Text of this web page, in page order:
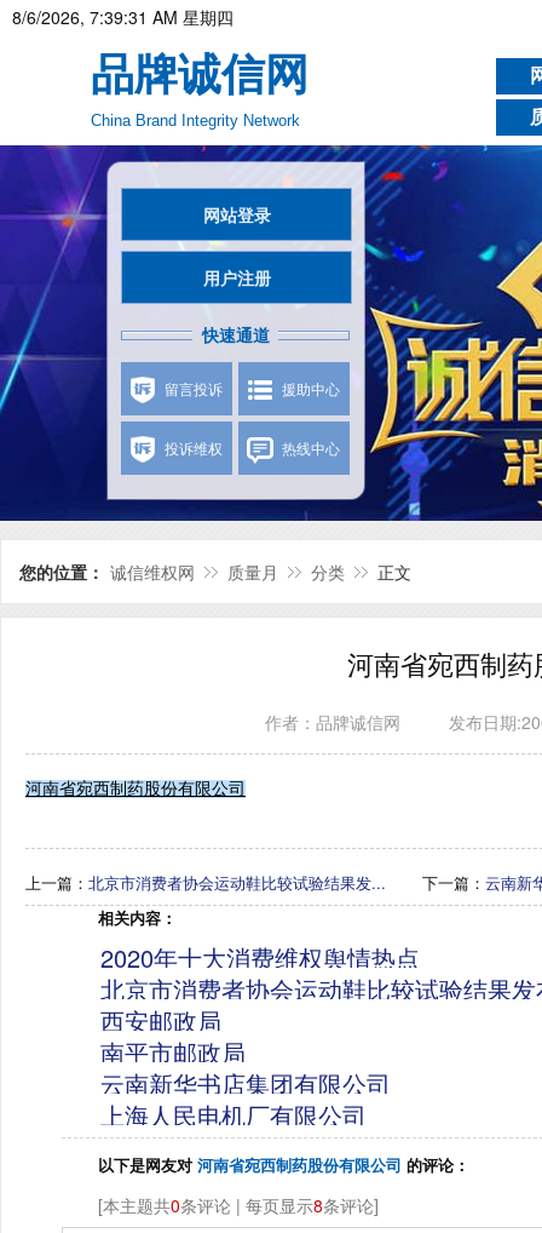
8/6/2026, 7:39:31 AM 星期四
品牌诚信网
China Brand Integrity Network
网站登录
用户注册
快速通道
留言投诉 援助中心
投诉维权 热线中心
您的位置： 诚信维权网 质量月 分类 正文
河南省宛西制
作者：品牌诚信网 发布日期
河南省宛西制药股份有限公司
上一篇： 北京市消费者协会运动鞋比较试验结果发... 下一篇： 云南新
相关内容：
2020年十大消费维权舆情热点
北京市消费者协会运动鞋比较试验结果
西安邮政局
南平市邮政局
云南新华书店集团有限公司
上海人民电机厂有限公司
以下是网友对 河南省宛西制药股份有限公司 的评论：
[本主题共0条评论 | 每页显示8条评论]